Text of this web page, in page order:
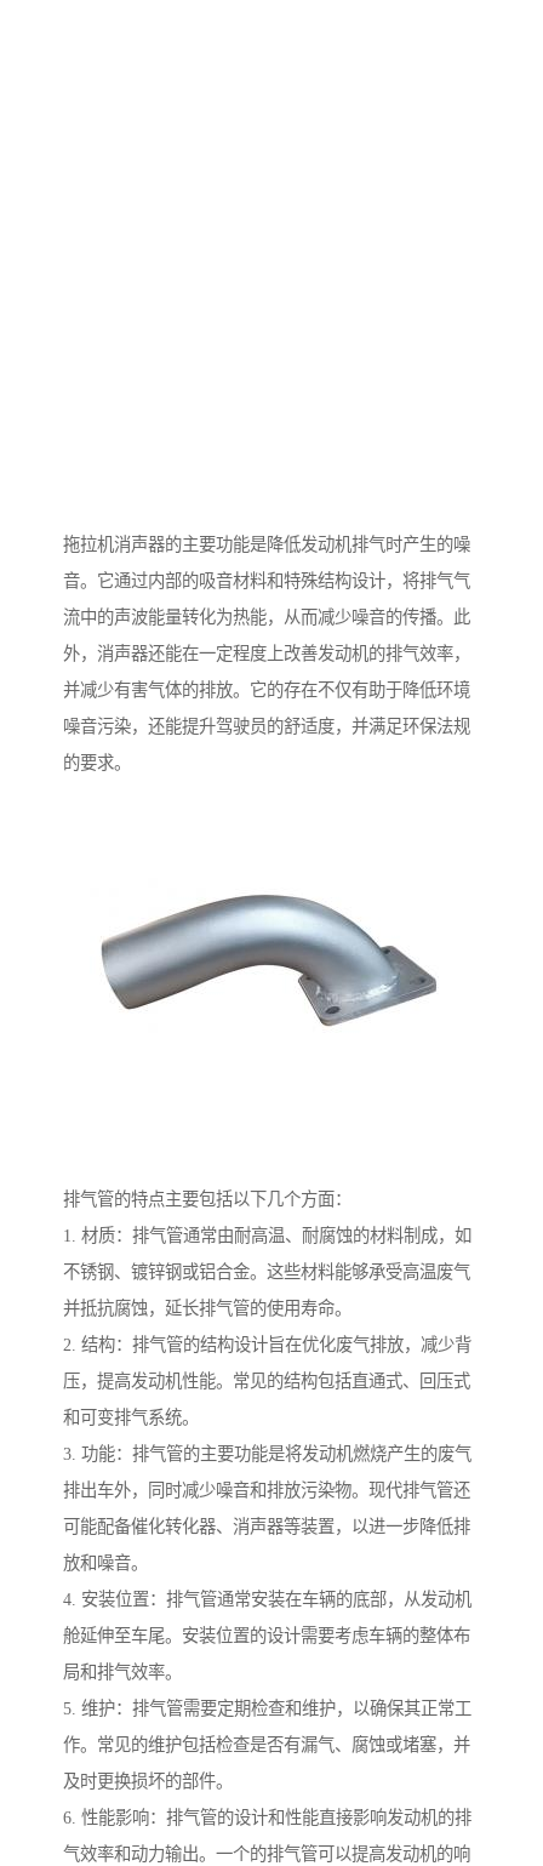
拖拉机消声器的主要功能是降低发动机排气时产生的噪
音。它通过内部的吸音材料和特殊结构设计，将排气气
流中的声波能量转化为热能，从而减少噪音的传播。此
外，消声器还能在一定程度上改善发动机的排气效率，
并减少有害气体的排放。它的存在不仅有助于降低环境
噪音污染，还能提升驾驶员的舒适度，并满足环保法规
的要求。
排气管的特点主要包括以下几个方面：
1. 材质：排气管通常由耐高温、耐腐蚀的材料制成，如
不锈钢、镀锌钢或铝合金。这些材料能够承受高温废气
并抵抗腐蚀，延长排气管的使用寿命。
2. 结构：排气管的结构设计旨在优化废气排放，减少背
压，提高发动机性能。常见的结构包括直通式、回压式
和可变排气系统。
3. 功能：排气管的主要功能是将发动机燃烧产生的废气
排出车外，同时减少噪音和排放污染物。现代排气管还
可能配备催化转化器、消声器等装置，以进一步降低排
放和噪音。
4. 安装位置：排气管通常安装在车辆的底部，从发动机
舱延伸至车尾。安装位置的设计需要考虑车辆的整体布
局和排气效率。
5. 维护：排气管需要定期检查和维护，以确保其正常工
作。常见的维护包括检查是否有漏气、腐蚀或堵塞，并
及时更换损坏的部件。
6. 性能影响：排气管的设计和性能直接影响发动机的排
气效率和动力输出。一个的排气管可以提高发动机的响